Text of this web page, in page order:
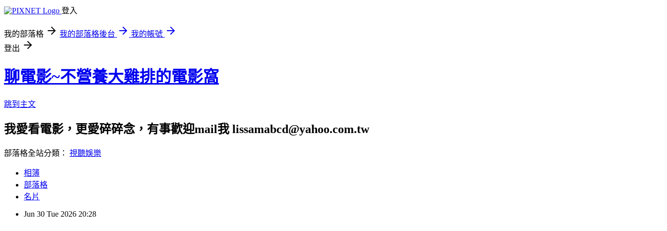
登入
我的部落格 我的部落格後台
我的帳號
登出
聊電影~不營養大雞排的電影窩
跳到主文
我愛看電影，更愛碎碎念，有事歡迎mail我 lissamabcd@yahoo.com.tw
部落格全站分類： 視聽娛樂
相簿
部落格
名片
Jun 30 Tue 2026 20:28